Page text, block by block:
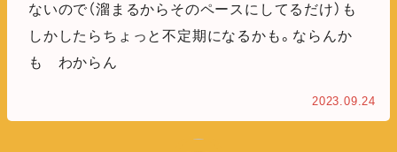
ないので（溜まるからそのペースにしてるだけ）も
しかしたらちょっと不定期になるかも。ならんか
も わからん
2023.09.24